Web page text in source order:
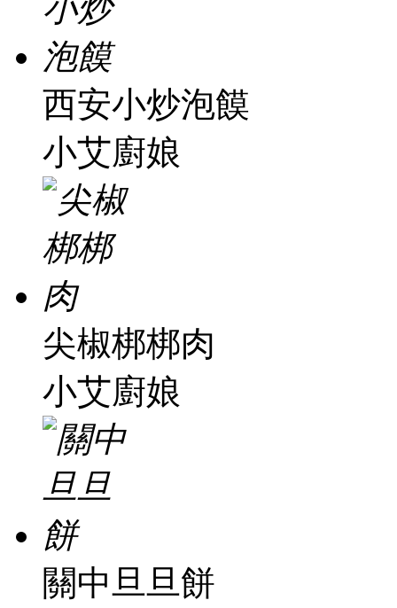
西安小炒泡饃
小艾廚娘
尖椒梆梆肉
小艾廚娘
關中旦旦餅